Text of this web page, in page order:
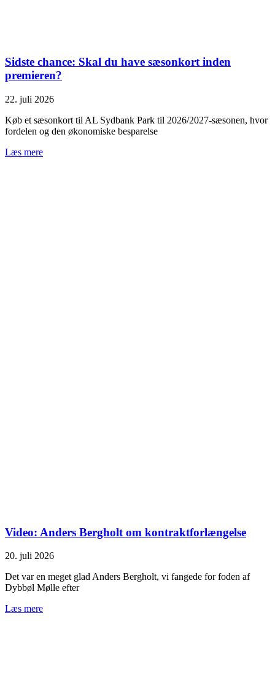
Sidste chance: Skal du have sæsonkort inden
premieren?
22. juli 2026
Køb et sæsonkort til AL Sydbank Park til 2026/2027-sæsonen, hvor
fordelen og den økonomiske besparelse
Læs mere
Video: Anders Bergholt om kontraktforlængelse
20. juli 2026
Det var en meget glad Anders Bergholt, vi fangede for foden af
Dybbøl Mølle efter
Læs mere